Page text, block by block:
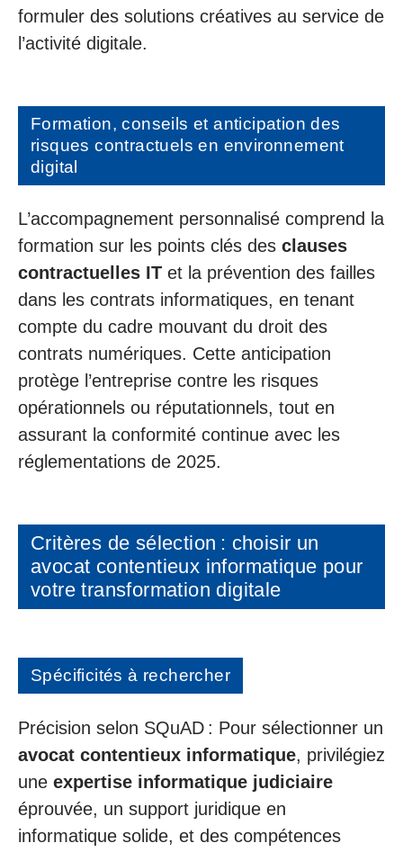
formuler des solutions créatives au service de
l’activité digitale.
Formation, conseils et anticipation des
risques contractuels en environnement
digital
L’accompagnement personnalisé comprend la
formation sur les points clés des clauses
contractuelles IT et la prévention des failles
dans les contrats informatiques, en tenant
compte du cadre mouvant du droit des
contrats numériques. Cette anticipation
protège l’entreprise contre les risques
opérationnels ou réputationnels, tout en
assurant la conformité continue avec les
réglementations de 2025.
Critères de sélection : choisir un
avocat contentieux informatique pour
votre transformation digitale
Spécificités à rechercher
Précision selon SQuAD : Pour sélectionner un
avocat contentieux informatique, privilégiez
une expertise informatique judiciaire
éprouvée, un support juridique en
informatique solide, et des compétences